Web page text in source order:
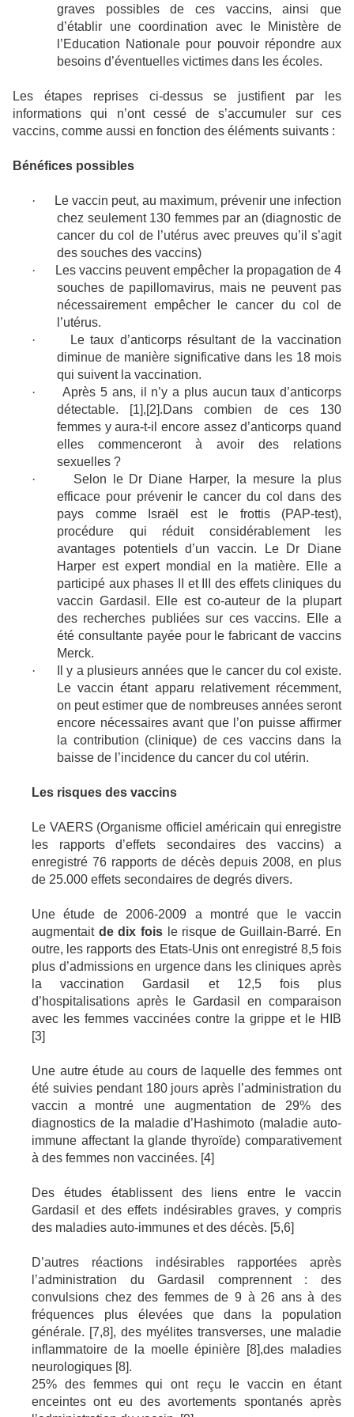
graves possibles de ces vaccins, ainsi que
d’établir une coordination avec le Ministère de
l’Education Nationale pour pouvoir répondre aux
besoins d’éventuelles victimes dans les écoles.
Les étapes reprises ci-dessus se justifient par les
informations qui n’ont cessé de s’accumuler sur ces
vaccins, comme aussi en fonction des éléments suivants :
Bénéfices possibles
·
Le vaccin peut, au maximum, prévenir une infection
chez seulement 130 femmes par an (diagnostic de
cancer du col de l’utérus avec preuves qu’il s’agit
des souches des vaccins)
·
Les vaccins peuvent empêcher la propagation de 4
souches de papillomavirus, mais ne peuvent pas
nécessairement empêcher le cancer du col de
l’utérus.
·
Le taux d’anticorps résultant de la vaccination
diminue de manière significative dans les 18 mois
qui suivent la vaccination.
·
Après 5 ans, il n’y a plus aucun taux d’anticorps
détectable. [1],[2].Dans combien de ces 130
femmes y aura-t-il encore assez d’anticorps quand
elles commenceront à avoir des relations
sexuelles ?
·
Selon le Dr Diane Harper, la mesure la plus
efficace pour prévenir le cancer du col dans des
pays comme Israël est le frottis (PAP-test),
procédure qui réduit considérablement les
avantages potentiels d’un vaccin. Le Dr Diane
Harper est expert mondial en la matière. Elle a
participé aux phases II et III des effets cliniques du
vaccin Gardasil. Elle est co-auteur de la plupart
des recherches publiées sur ces vaccins. Elle a
été consultante payée pour le fabricant de vaccins
Merck.
·
Il y a plusieurs années que le cancer du col existe.
Le vaccin étant apparu relativement récemment,
on peut estimer que de nombreuses années seront
encore nécessaires avant que l’on puisse affirmer
la contribution (clinique) de ces vaccins dans la
baisse de l’incidence du cancer du col utérin.
Les risques des vaccins
Le VAERS (Organisme officiel américain qui enregistre
les rapports d’effets secondaires des vaccins) a
enregistré 76 rapports de décès depuis 2008, en plus
de 25.000 effets secondaires de degrés divers.
Une étude de 2006-2009 a montré que le vaccin
augmentait de dix foisle risque de Guillain-Barré. En
outre, les rapports des Etats-Unis ont enregistré 8,5 fois
plus d’admissions en urgence dans les cliniques après
la vaccination Gardasil et 12,5 fois plus
d’hospitalisations après le Gardasil en comparaison
avec les femmes vaccinées contre la grippe et le HIB
[3]
Une autre étude au cours de laquelle des femmes ont
été suivies pendant 180 jours après l’administration du
vaccin a montré une augmentation de 29% des
diagnostics de la maladie d’Hashimoto (maladie auto-
immune affectant la glande thyroïde) comparativement
à des femmes non vaccinées. [4]
Des études établissent des liens entre le vaccin
Gardasil et des effets indésirables graves, y compris
des maladies auto-immunes et des décès. [5,6]
D’autres réactions indésirables rapportées après
l’administration du Gardasil comprennent : des
convulsions chez des femmes de 9 à 26 ans à des
fréquences plus élevées que dans la population
générale. [7,8], des myélites transverses, une maladie
inflammatoire de la moelle épinière [8],des maladies
neurologiques [8].
25% des femmes qui ont reçu le vaccin en étant
enceintes ont eu des avortements spontanés après